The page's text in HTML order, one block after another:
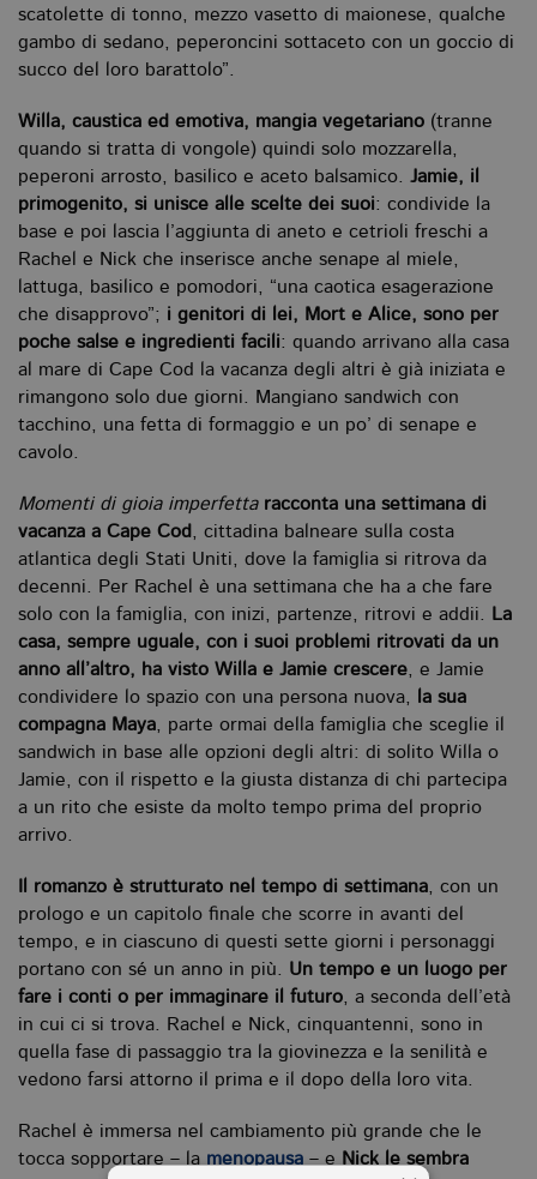
scatolette di tonno, mezzo vasetto di maionese, qualche
gambo di sedano, peperoncini sottaceto con un goccio di
succo del loro barattolo”.
Willa, caustica ed emotiva, mangia vegetariano (tranne
quando si tratta di vongole) quindi solo mozzarella,
peperoni arrosto, basilico e aceto balsamico. Jamie, il
primogenito, si unisce alle scelte dei suoi: condivide la
base e poi lascia l’aggiunta di aneto e cetrioli freschi a
Rachel e Nick che inserisce anche senape al miele,
lattuga, basilico e pomodori, “una caotica esagerazione
che disapprovo”; i genitori di lei, Mort e Alice, sono per
poche salse e ingredienti facili: quando arrivano alla casa
al mare di Cape Cod la vacanza degli altri è già iniziata e
rimangono solo due giorni. Mangiano sandwich con
tacchino, una fetta di formaggio e un po’ di senape e
cavolo.
Momenti di gioia imperfetta racconta una settimana di
vacanza a Cape Cod, cittadina balneare sulla costa
atlantica degli Stati Uniti, dove la famiglia si ritrova da
decenni. Per Rachel è una settimana che ha a che fare
solo con la famiglia, con inizi, partenze, ritrovi e addii. La
casa, sempre uguale, con i suoi problemi ritrovati da un
anno all’altro, ha visto Willa e Jamie crescere, e Jamie
condividere lo spazio con una persona nuova, la sua
compagna Maya, parte ormai della famiglia che sceglie il
sandwich in base alle opzioni degli altri: di solito Willa o
Jamie, con il rispetto e la giusta distanza di chi partecipa
a un rito che esiste da molto tempo prima del proprio
arrivo.
Il romanzo è strutturato nel tempo di settimana, con un
prologo e un capitolo finale che scorre in avanti del
tempo, e in ciascuno di questi sette giorni i personaggi
portano con sé un anno in più. Un tempo e un luogo per
fare i conti o per immaginare il futuro, a seconda dell’età
in cui ci si trova. Rachel e Nick, cinquantenni, sono in
quella fase di passaggio tra la giovinezza e la senilità e
vedono farsi attorno il prima e il dopo della loro vita.
Rachel è immersa nel cambiamento più grande che le
tocca sopportare – lamenopausa – eNick le sembra